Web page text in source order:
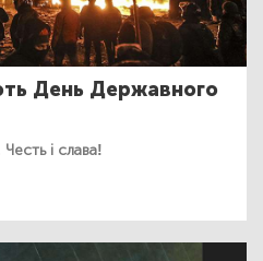
День Державного
Честь і слава!